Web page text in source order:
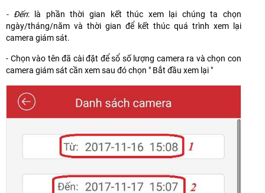
- Đến: là phần thời gian kết thúc xem lại chúng ta chọn
ngày/tháng/năm và thời gian để kết thúc quá trình xem lại
camera giám sát.
- Chọn vào tên đã cài đặt để sổ số lượng camera ra và chọn con
camera giám sát cần xem sau đó chọn " Bắt đầu xem lại "